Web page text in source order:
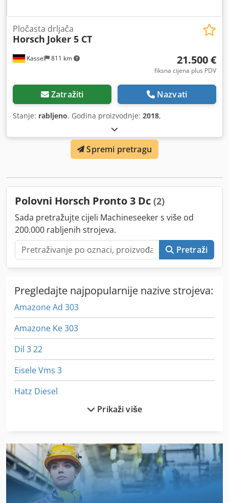
Kassel 811 km
Pločasta drljača
Horsch Joker 5 CT
21.500 €
fiksna cijena plus PDV
Zatražiti Nazvati
Stanje: rabljeno, Godina proizvodnje: 2018,
Spremi pretragu
Polovni Horsch Pronto 3 Dc (2)
Sada pretražujte cijeli Machineseeker s više od
200.000 rabljenih strojeva.
Pretraži
Pregledajte najpopularnije nazive strojeva:
Amazone Ad 303
Amazone Ke 303
Dil 3 22
Eisele Vms 3
Hatz Diesel
Holz Her 1401
Holz Her 1402
Holz Her 1410
Prikaži više